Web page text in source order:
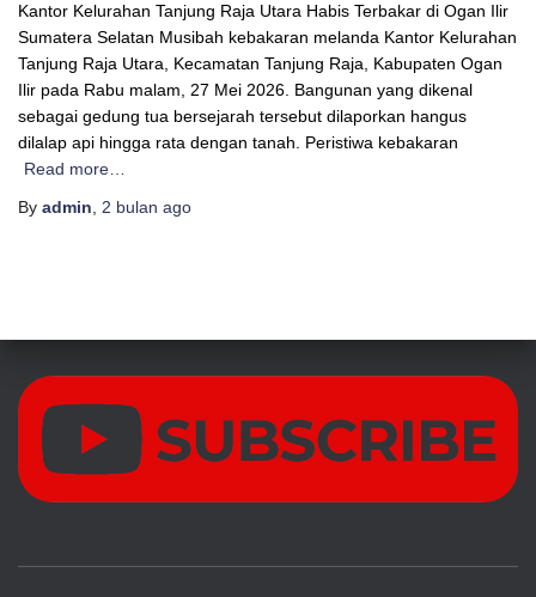
Kantor Kelurahan Tanjung Raja Utara Habis Terbakar di Ogan Ilir
Sumatera Selatan Musibah kebakaran melanda Kantor Kelurahan
Tanjung Raja Utara, Kecamatan Tanjung Raja, Kabupaten Ogan
Ilir pada Rabu malam, 27 Mei 2026. Bangunan yang dikenal
sebagai gedung tua bersejarah tersebut dilaporkan hangus
dilalap api hingga rata dengan tanah. Peristiwa kebakaran
Read more…
By admin 2 bulan ago